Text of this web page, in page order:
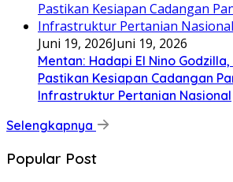
Juni 19, 2026Juni 19, 2026
Mentan: Hadapi El Nino
Pastikan Kesiapan Cadangan
Infrastruktur Pertanian Nasional
Selengkapnya
Popular Post